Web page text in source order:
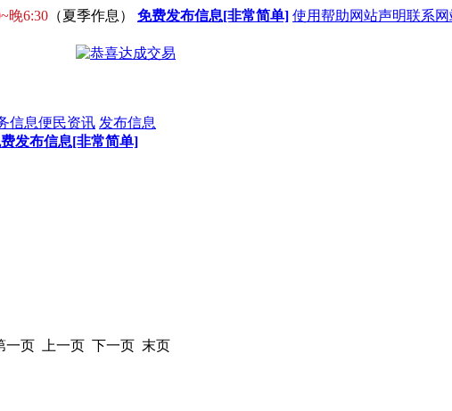
晚6:30 （夏季作息） 免费发布信息[非常简单] 使用帮助网站声明联系网
信息便民资讯 发布信息
发布信息[非常简单]
一页 上一页 下一页 末页